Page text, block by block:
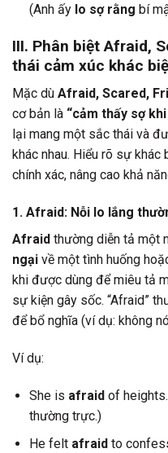
(Anh ấy lo sợ rằng bí
III. Phân biệt Afraid,
thái cảm xúc khác
Mặc dù Afraid, Scared,
cơ bản là “cảm thấy sợ
lại mang một sắc thái và
khác nhau. Hiểu rõ sự
chính xác, nâng cao khả
1. Afraid: Nỗi lo lắng
Afraid thường diễn tả một
ngại về một tình huống
khi được dùng để miêu tả
sự kiện gây sốc. “Afraid”
để bổ nghĩa (ví dụ: không
Ví dụ:
She is afraidof
thường trực.)
He felt afraid to